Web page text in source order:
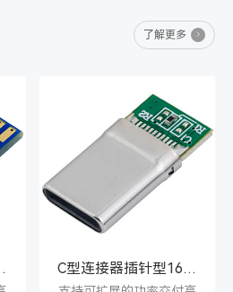
了解更多
公座 C型连接器插针型16PIN公座